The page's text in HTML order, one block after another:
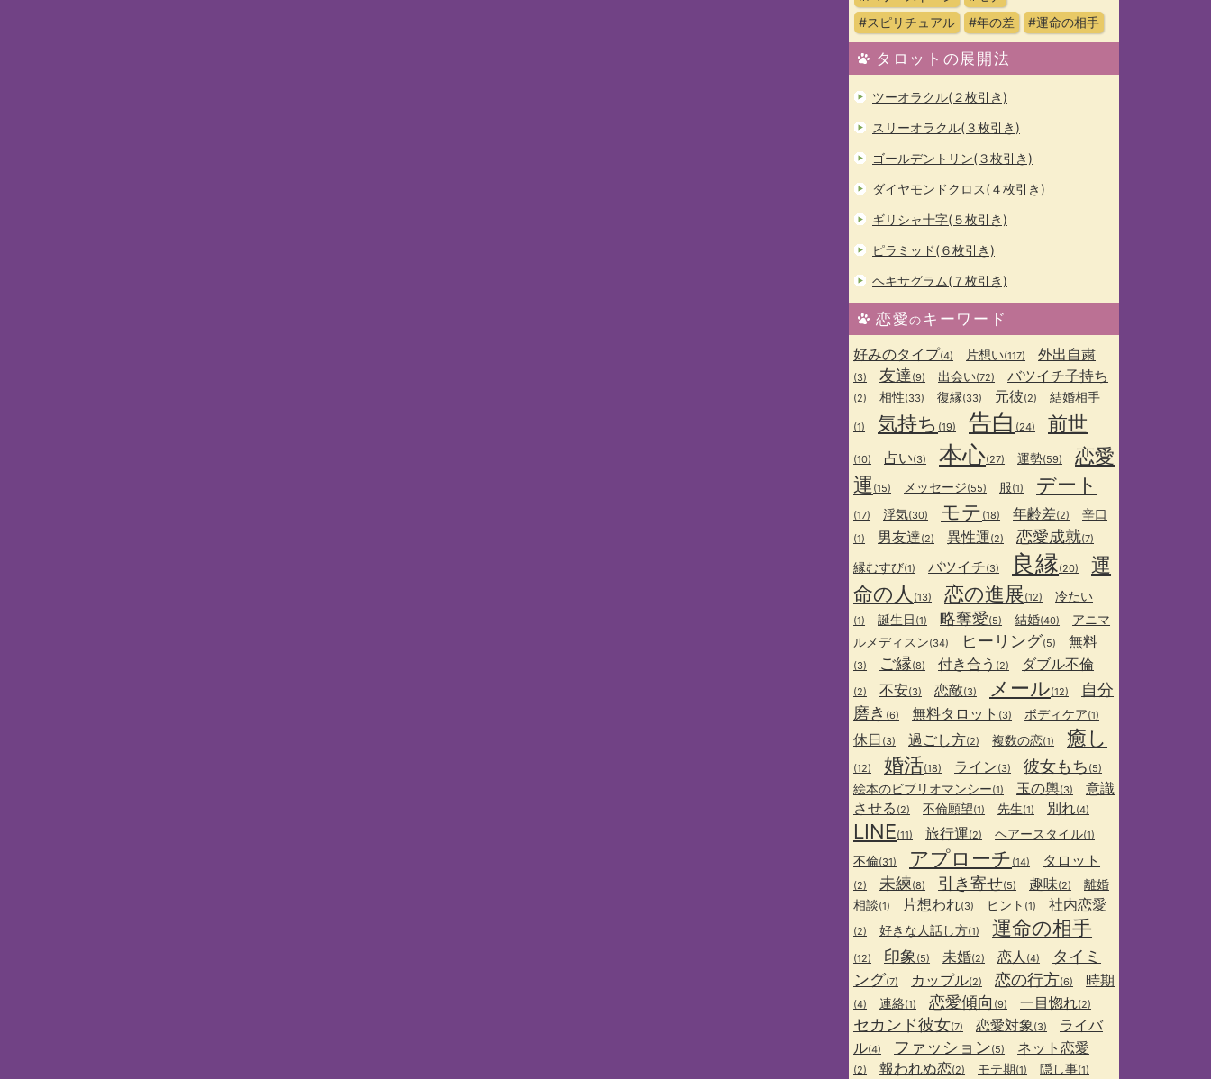
#スピリチュアル
#年の差 #運命の相手
タロットの展開法
ツーオラクル(２枚引き)
スリーオラクル(３枚引き)
ゴールデントリン(３枚引き)
ダイヤモンドクロス(４枚引き)
ギリシャ十字(５枚引き)
ピラミッド(６枚引き)
ヘキサグラム(７枚引き)
恋愛のキーワード
好みのタイプ(4) 片想い(117) 外出自粛
(3) 友達 (9) 出会い(72) バツイチ子持ち
(2) 相性(33) 復縁(33) 元彼(2) 結婚相手
(1) 気持ち (19) 告白 (24) 前世
(10) 占い(3) 本心(27) 運勢(59)
恋愛
運 (15) メッセージ(55) 服(1) デート
(17) 浮気(30) モテ (18) 年齢差(2) 辛口
(1) 男友達(2) 異性運(2) 恋愛成就(7)
縁むすび(1) バツイチ(3) 良縁(20)
運
命の人 (13) 恋の進展(12) 冷たい
(1) 誕生日 (1) 略奪愛(5) 結婚(40)
アニマ
ルメディスン(34) ヒーリング(5) 無料
(3) ご縁(8) 付き合う (2) ダブル不倫
(2) 不安(3) 恋敵(3) メール(12)
自分
磨き (6) 無料タロット (3) ボディケア(1)
休日 (3) 過ごし方(2) 複数の恋(1) 癒し
(12) 婚活(18) ライン(3) 彼女もち (5)
絵本のビブリオマンシー(1) 玉の輿(3)
意識
させる (2) 不倫願望(1) 先生(1) 別れ(4)
LINE(11) 旅行運(2) ヘアースタイル(1)
不倫(31) アプローチ (14) タロット
(2) 未練(8) 引き寄せ(5) 趣味(2)
離婚
相談(1) 片想われ(3) ヒント (1) 社内恋愛
(2) 好きな人話し方(1) 運命の相手
(12) 印象 (5) 未婚(2) 恋人 (4)
タイミ
ング(7) カップル(2) 恋の行方(6) 時期
(4) 連絡(1) 恋愛傾向 (9) 一目惚れ(2)
セカンド彼女(7) 恋愛対象(3)
ライバ
ル(4) ファッション(5) ネット恋愛
(2) 報われぬ恋(2) モテ期(1) 隠し事(1)